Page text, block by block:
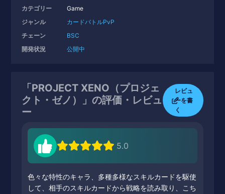
カテゴリー
Game
ジャンル
カードバトルPvP
チェーン
BSC
開発状況
公開中
「PROJECT XENO（プロジェ
クト・ゼノ）」の評価・レビュ
ー
レビュ
ーを書
く
5.0
色々な特性のキャラ、多種多様なスキルカードを駆使
して、相手のスキルカードから戦略を読み取り、こち